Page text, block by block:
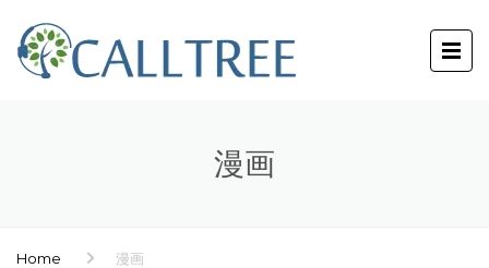
漫画
Home 漫画